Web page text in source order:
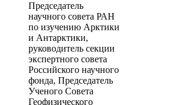
Председатель
научного совета РАН
по изучению Арктики
и Антарктики,
руководитель секции
экспертного совета
Российского научного
фонда, Председатель
Ученого Совета
Геофизического